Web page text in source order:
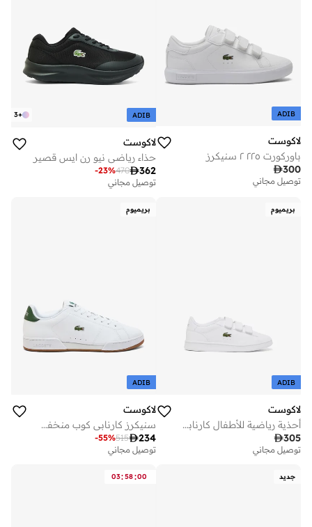
ADIB
لاكوست
باوركورت ٢٢٥ ٢ سنيكرز
300
توصيل مجاني
+
3 ADIB
لاكوست
حذاء رياضي نيو رن ايس قصير
362
470
-23%
توصيل مجاني
بريميوم
ADIB
لاكوست
أحذية رياضية للأطفال كارنابي منخفضة
305
توصيل مجاني
بريميوم
ADIB
لاكوست
سنيكرز كارنابي كوب منخفضة
234
515
-55%
توصيل مجاني
جديد 03:58:00